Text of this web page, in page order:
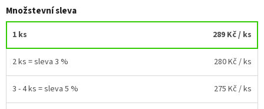
Množstevní sleva
1 ks 289 Kč/ ks
2 ks = sleva 3 % 280 Kč / ks
3 - 4 ks = sleva 5 % 275 Kč / ks